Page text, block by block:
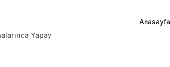
Yapay
Anasayfa